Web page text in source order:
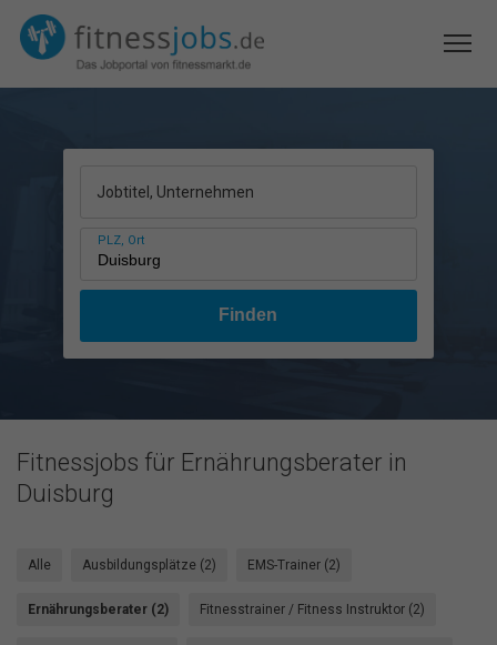
Jobtitel, Unternehmen
PLZ, Ort
Fitnessjobs für Ernährungsberater in
Duisburg
Alle Ausbildungsplätze (2) EMS-Trainer (2)
Ernährungsberater (2) Fitnesstrainer / Fitness Instruktor (2)